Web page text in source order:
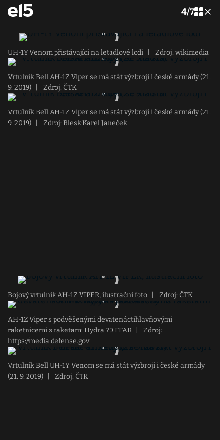
4/7
UH-1Y Venom přistávající na letadlové lodi Zdroj: wikimedia
Vrtulník Bell AH-1Z Viper se má stát výzbrojí i české armády (21.
9. 2019)
Zdroj: ČTK
Vrtulník Bell AH-1Z Viper se má stát výzbrojí i české armády (21.
9. 2019)
Zdroj: Blesk:Karel Janeček
Bojový vrtulník AH-1Z VIPER, ilustrační foto Zdroj: ČTK
AH-1Z Viper s podvěšenými devatenáctihlavňovými
raketnicemi s raketami Hydra 70 FFAR
Zdroj:
https://media.defense.gov
Vrtulník Bell UH-1Y Venom se má stát výzbrojí i české armády
(21. 9. 2019)
Zdroj: ČTK